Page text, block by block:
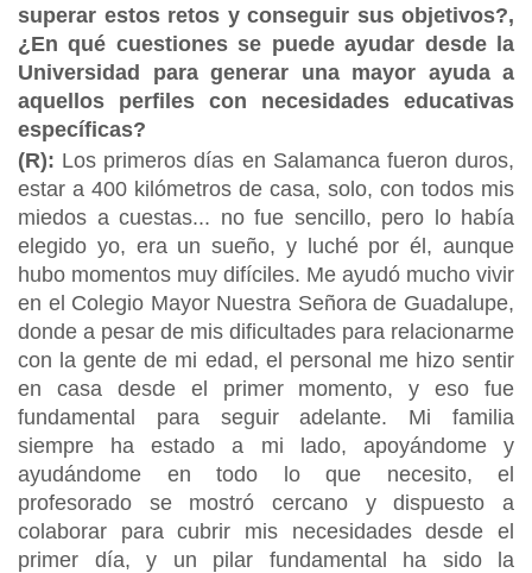
superar estos retos y conseguir sus objetivos?,
¿En qué cuestiones se puede ayudar desde la
Universidad para generar una mayor ayuda a
aquellos perfiles con necesidades educativas
específicas?
(R): Los primeros días en Salamanca fueron duros,
estar a 400 kilómetros de casa, solo, con todos mis
miedos a cuestas... no fue sencillo, pero lo había
elegido yo, era un sueño, y luché por él, aunque
hubo momentos muy difíciles. Me ayudó mucho vivir
en el Colegio Mayor Nuestra Señora de Guadalupe,
donde a pesar de mis dificultades para relacionarme
con la gente de mi edad, el personal me hizo sentir
en casa desde el primer momento, y eso fue
fundamental para seguir adelante. Mi familia
siempre ha estado a mi lado, apoyándome y
ayudándome en todo lo que necesito, el
profesorado se mostró cercano y dispuesto a
colaborar para cubrir mis necesidades desde el
primer día, y un pilar fundamental ha sido la